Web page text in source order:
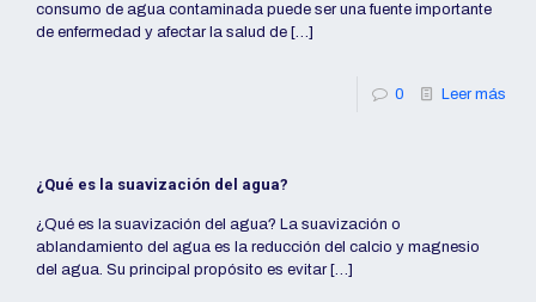
consumo de agua contaminada puede ser una fuente importante
de enfermedad y afectar la salud de […]
0 Leer más
¿Qué es la suavización del agua?
¿Qué es la suavización del agua? La suavización o
ablandamiento del agua es la reducción del calcio y magnesio
del agua. Su principal propósito es evitar[…]